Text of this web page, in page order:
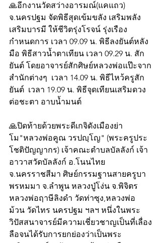
🙏อีกงานวัดสว่างอารมณ์(แคแถว)
จ.นครปฐม จัดพิธีสุดเข้มขลัง เสริมพลัง
เสริมบารมี ให้ชีวิตรุ่งโรจน์ รุ่งเรือง
กำหนดการ เวลา 09.09 น. พิธีลงยันต์หลัง
มือ พิธีสาวน้ำตาเทียน เวลา 09.29 น. สัก
ยันต์ โดยอาจารย์สักศิษย์หลวงพ่อแป๊ะจาก
สำนักต่างๆ  เวลา 14.09 น. พิธีไหว้ครูสัก
ยันต์  เวลา 19.09 น. พิธีจุดเทียนเสริมดวง
ต่อชะตา อาบน้ำมนต์
🙏ปิดท้ายด้วยพระดีเกจิดังเมืองย่า
โม"หลวงพ่อคูณ วรปญฺโญ" (พระครูประ
โชติปัญญากร) เจ้าคณะตำบลบัลลังก์ เจ้า
อาวาสวัดบัลลังก์ อ.โนนไทย
จ.นครราชสีมา ศิษย์กรรมฐานสายครูบา
พรหมมา จ.ลำพูน หลวงปู่โง่น จ.พิจิตร
หลวงพ่อฤาษีลิงดำ วัดท่าซุง,หลวงพ่อ
ม้วน วัดไทร นครปฐม ฯลฯ หนึ่งในพระ
วิปัสสนาจารย์มีความเชี่ยวชาญเป็นที่เลื่อง
ลือจนได้รับการยกย่องว่าเป็นพระ